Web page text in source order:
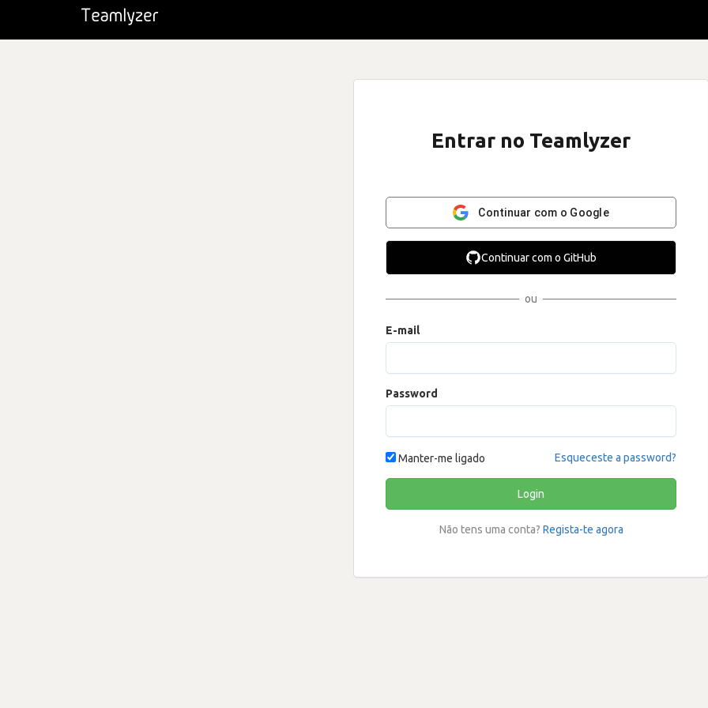
Entrar no Teamlyzer
Continuar com o Google
Continuar com o GitHub
ou
E-mail
Password
Manter-me ligado Esqueceste a password?
Login
Não tens uma conta? Regista-te agora